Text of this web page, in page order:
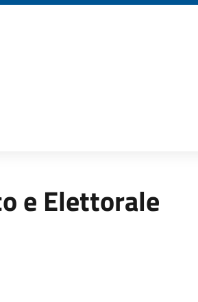
e Elettorale